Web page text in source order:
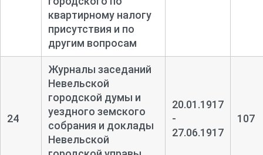
квартирному налогу
присутствия и по
другим вопросам
24
Журналы заседаний
Невельской
городской думы и
уездного земского
собрания и доклады
Невельской
20.01.1917
-
27.06.1917
107